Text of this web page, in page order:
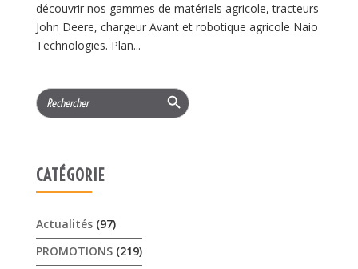
découvrir nos gammes de matériels agricole, tracteurs
John Deere, chargeur Avant et robotique agricole Naio
Technologies. Plan...
Search
for:
Search Button
CATÉGORIE
Actualités(97)
PROMOTIONS(219)